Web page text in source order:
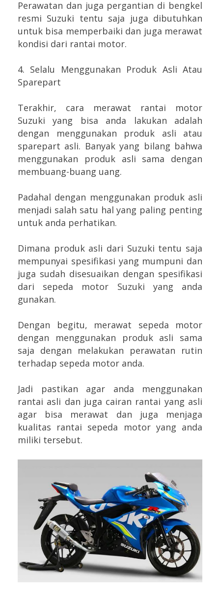
Perawatan dan juga pergantian di bengkel
resmi Suzuki tentu saja juga dibutuhkan
untuk bisa memperbaiki dan juga merawat
kondisi dari rantai motor.
4. Selalu Menggunakan Produk Asli Atau
Sparepart
Terakhir, cara merawat rantai motor
Suzuki yang bisa anda lakukan adalah
dengan menggunakan produk asli atau
sparepart asli. Banyak yang bilang bahwa
menggunakan produk asli sama dengan
membuang-buang uang.
Padahal dengan menggunakan produk asli
menjadi salah satu hal yang paling penting
untuk anda perhatikan.
Dimana produk asli dari Suzuki tentu saja
mempunyai spesifikasi yang mumpuni dan
juga sudah disesuaikan dengan spesifikasi
dari sepeda motor Suzuki yang anda
gunakan.
Dengan begitu, merawat sepeda motor
dengan menggunakan produk asli sama
saja dengan melakukan perawatan rutin
terhadap sepeda motor anda.
Jadi pastikan agar anda menggunakan
rantai asli dan juga cairan rantai yang asli
agar bisa merawat dan juga menjaga
kualitas rantai sepeda motor yang anda
miliki tersebut.